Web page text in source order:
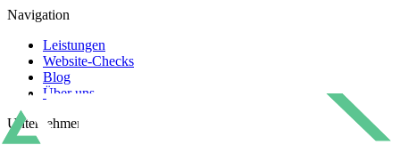
Navigation
Leistungen
Website-Checks
Blog
Über uns
Unternehmen